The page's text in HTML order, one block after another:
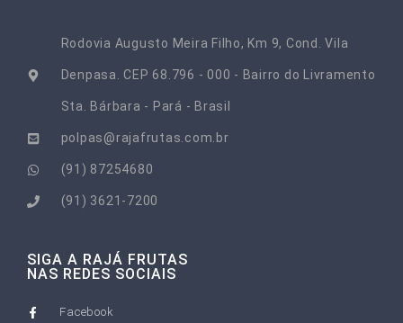
Rodovia Augusto Meira Filho, Km 9, Cond. Vila
Denpasa. CEP 68.796 - 000 - Bairro do Livramento
Sta. Bárbara - Pará - Brasil​
polpas@rajafrutas.com.br
(91) 87254680
(91) 3621-7200
SIGA A RAJÁ FRUTAS
NAS REDES SOCIAIS
Facebook